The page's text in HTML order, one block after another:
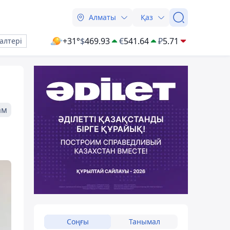
Алматы Қаз
+31°$469.93 €541.64 ₽5.71
Соңғы Танымал